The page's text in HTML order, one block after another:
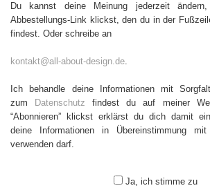
Du kannst deine Meinung jederzeit
Abbestellungs-Link klickst, den du in der
findest. Oder schreibe an
kontakt@all-about-design.de.
Ich behandle deine Informationen mit
zum
Datenschutz findest du auf meiner
“Abonnieren” klickst erklärst du dich damit
deine Informationen in Übereinstimmung
verwenden darf.
Ja, ich stimme zu